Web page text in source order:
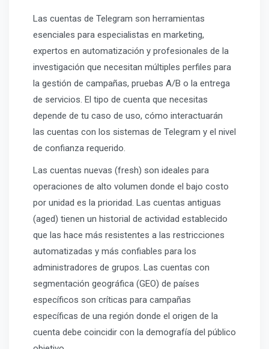
Las cuentas de Telegram son herramientas
esenciales para especialistas en marketing,
expertos en automatización y profesionales de la
investigación que necesitan múltiples perfiles para
la gestión de campañas, pruebas A/B o la entrega
de servicios. El tipo de cuenta que necesitas
depende de tu caso de uso, cómo interactuarán
las cuentas con los sistemas de Telegram y el nivel
de confianza requerido.
Las cuentas nuevas (fresh) son ideales para
operaciones de alto volumen donde el bajo costo
por unidad es la prioridad. Las cuentas antiguas
(aged) tienen un historial de actividad establecido
que las hace más resistentes a las restricciones
automatizadas y más confiables para los
administradores de grupos. Las cuentas con
segmentación geográfica (GEO) de países
específicos son críticas para campañas
específicas de una región donde el origen de la
cuenta debe coincidir con la demografía del público